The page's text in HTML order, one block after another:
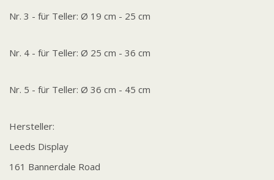
Nr. 3 - für Teller: Ø 19 cm - 25 cm
Nr. 4 - für Teller: Ø 25 cm - 36 cm
Nr. 5 - für Teller: Ø 36 cm - 45 cm
Hersteller:
Leeds Display
161 Bannerdale Road